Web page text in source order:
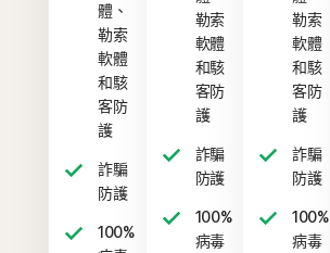
體、
勒索
軟體
和駭
客防
護
詐騙
防護
100%
勒索
軟體
和駭
客防
護
詐騙
防護
100%
病毒
勒索
軟體
和駭
客防
護
詐騙
防護
100%
病毒